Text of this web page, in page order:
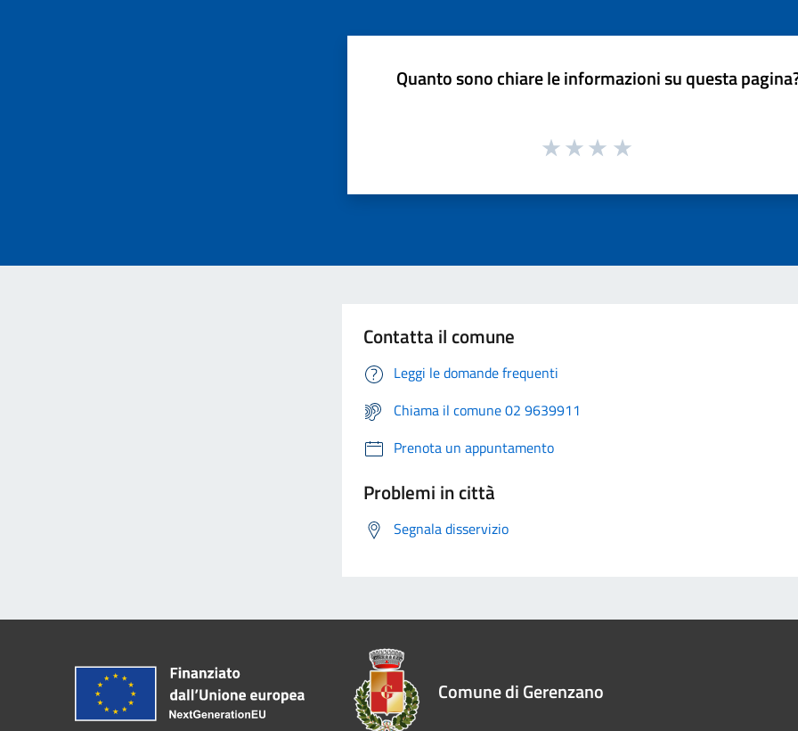
Quanto sono chiare le informazioni su questa
Contatta il comune
Leggi le domande frequenti
Chiama il comune 02 9639911
Prenota un appuntamento
Problemi in città
Segnala disservizio
Comune di Gerenzano